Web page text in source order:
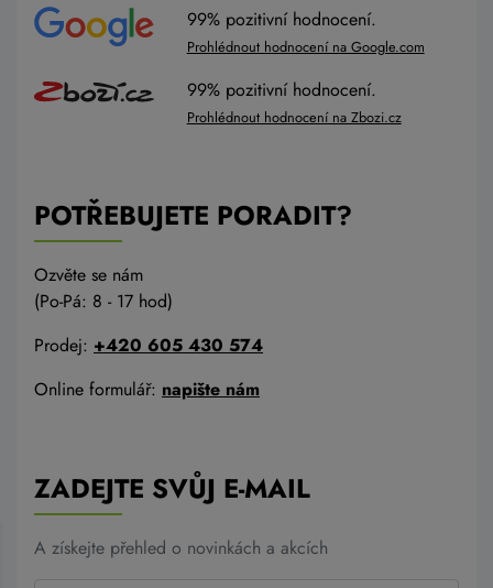
99% pozitivní hodnocení.
Prohlédnout hodnocení na Google.com
99% pozitivní hodnocení.
Prohlédnout hodnocení na Zbozi.cz
POTŘEBUJETE PORADIT?
Ozvěte se nám
(Po-Pá: 8 - 17 hod)
Prodej: +420 605 430 574
Online formulář: napište nám
ZADEJTE SVŮJ E-MAIL
A získejte přehled o novinkách a akcích